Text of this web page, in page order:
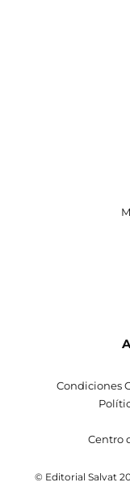
Condiciones
Centro
© Editorial Salvat